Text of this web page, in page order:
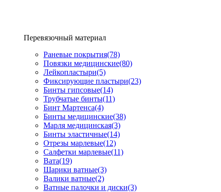
Перевязочный материал
Раневые покрытия(78)
Повязки медицинские(80)
Лейкопластыри(5)
Фиксирующие пластыри(23)
Бинты гипсовые(14)
Трубчатые бинты(11)
Бинт Мартенса(4)
Бинты медицинские(38)
Марля медицинская(3)
Бинты эластичные(14)
Отрезы марлевые(12)
Салфетки марлевые(11)
Вата(19)
Шарики ватные(3)
Валики ватные(2)
Ватные палочки и диски(3)